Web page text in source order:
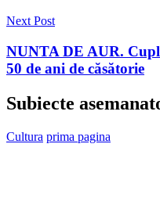
Next Post
NUNTA DE AUR.
50 de ani de căsătorie
Subiecte
Cultura prima pagina